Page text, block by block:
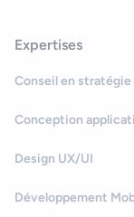
Expertises
Conseil en stratégie
Conception
Design UX/UI
Développement